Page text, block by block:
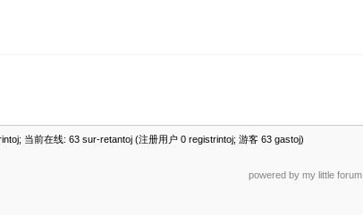
当前在线: 63 sur-retantoj (注册用户 0 registrintoj; 游客 63 gastoj)
powered by my little forum